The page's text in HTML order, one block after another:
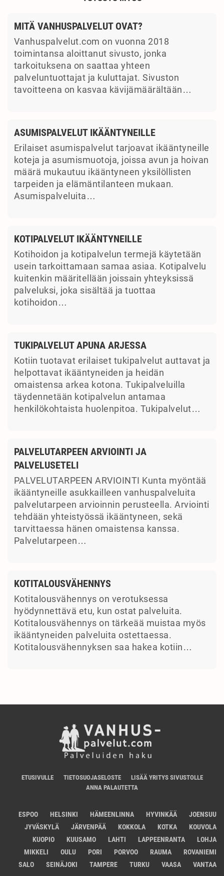
MITÄ VANHUSPALVELUT OVAT?
Vanhuspalvelut.com on vuonna 2018
toimintansa aloittanut sivusto, jonka
tarkoituksena on saattaa yhteen
palveluntuottajat ja kuluttajat. Sivuston
tavoitteena on kasvaa kävijämäärältään…
ASUMISPALVELUT IKÄÄNTYNEILLE
Erilaiset asumispalvelut tarjoavat ikääntyneille
koteja ja asumismuotoja, joissa avun ja hoivan
määrä mukautuu ikääntyneen yksilöllisten
tarpeiden ja elämäntilanteen mukaan.
Asumispalveluita…
KOTIPALVELUT IKÄÄNTYNEILLE
Kotihoidon ja kotipalvelun termejä käytetään
usein tarkoittamaan samaa asiaa. Kotipalvelu
kuitenkin määritellään joissain yhteyksissä
palveluksi, joka sisältää ja tuottaa
kotihoidon…
TUKIPALVELUT APUNA ARJESSA
Kotiin tuotavat erilaiset tukipalvelut auttavat ja
helpottavat ikääntyneiden ja heidän
omaistensa arkea kotona. Tukipalveluilla
täydennetään kotipalvelun antamaa
henkilökohtaista huolenpitoa. Tukipalvelut…
PALVELUTARPEEN ARVIOINTI JA
PALVELUSETELI
PALVELUTARPEEN ARVIOINTI Kunta myöntää
ikääntyneille asukkailleen vanhuspalveluita
palvelutarpeen arvioinnin perusteella. Arviointi
tehdään yhteistyössä ikääntyneen, sekä
tarvittaessa hänen omaistensa kanssa.
Palvelutarpeen…
KOTITALOUSVÄHENNYS
Kotitalousvähennys on verotuksessa
hyödynnettävä etu, kun ostat palveluita.
Kotitalousvähennys on tärkeää muistaa myös
ikääntyneiden palveluita ostettaessa.
Kotitalousvähennyksen saa hakea kotiin…
ETUSIVULLE TIETOSUOJASELOSTE
LISÄÄ YRITYS SIVUSTOLLE
ANNA PALAUTETTA
ESPOO HELSINKI HÄMEENLINNA HYVINKÄÄ
JOENSUU
JYVÄSKYLÄ
JÄRVENPÄÄ KOKKOLA KOTKA
KOUVOLA
KUOPIO
KUUSAMO LAHTI LAPPEENRANTA
LOHJA
MIKKELI
OULU PORI PORVOO RAUMA
ROVANIEMI
SALO
SEINÄJOKI TAMPERE TURKU VAASA VANTAA